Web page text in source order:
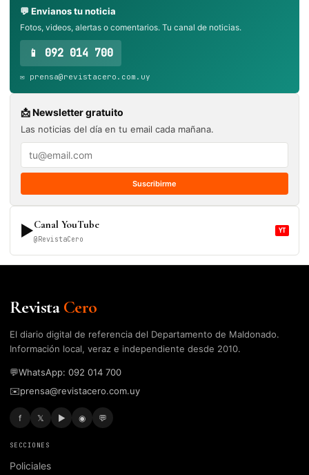
💬 Envianos tu noticia
Fotos, videos, alertas o comentarios. Tu canal de noticias.
📱 092 014 700
✉️ prensa@revistacero.com.uy
📩 Newsletter gratuito
Las noticias del día en tu email cada mañana.
Suscribirme
▶Canal YouTube
@RevistaCero
YT
RevistaCero
El diario digital de referencia del Departamento de Maldonado.
Información local, veraz e independiente desde 2010.
💬WhatsApp: 092 014 700
✉️prensa@revistacero.com.uy
f 𝕏 ▶ ◉ 💬
SECCIONES
Policiales